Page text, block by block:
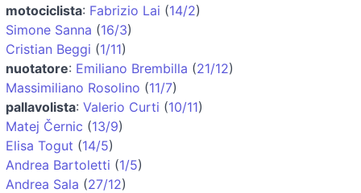
motociclista: Fabrizio Lai (14/2)
Simone Sanna (16/3)
Cristian Beggi (1/11)
nuotatore: Emiliano Brembilla (21/12)
Massimiliano Rosolino (11/7)
pallavolista: Valerio Curti (10/11)
Matej Černic (13/9)
Elisa Togut (14/5)
Andrea Bartoletti (1/5)
Andrea Sala (27/12)